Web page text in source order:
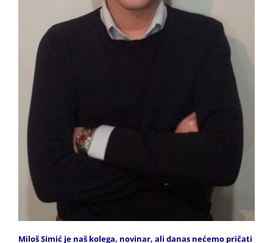
Miloš Simić je naš kolega, novinar, ali danas nećemo pričati